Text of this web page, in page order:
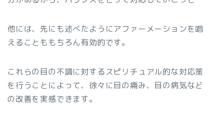
他には、先にも述べたようにアファーメーションを唱
えることももちろん有効的です。
これらの目の不調に対するスピリチュアル的な対応策
を行うことによって、徐々に目の痛み、目の病気など
の改善を実感できます。